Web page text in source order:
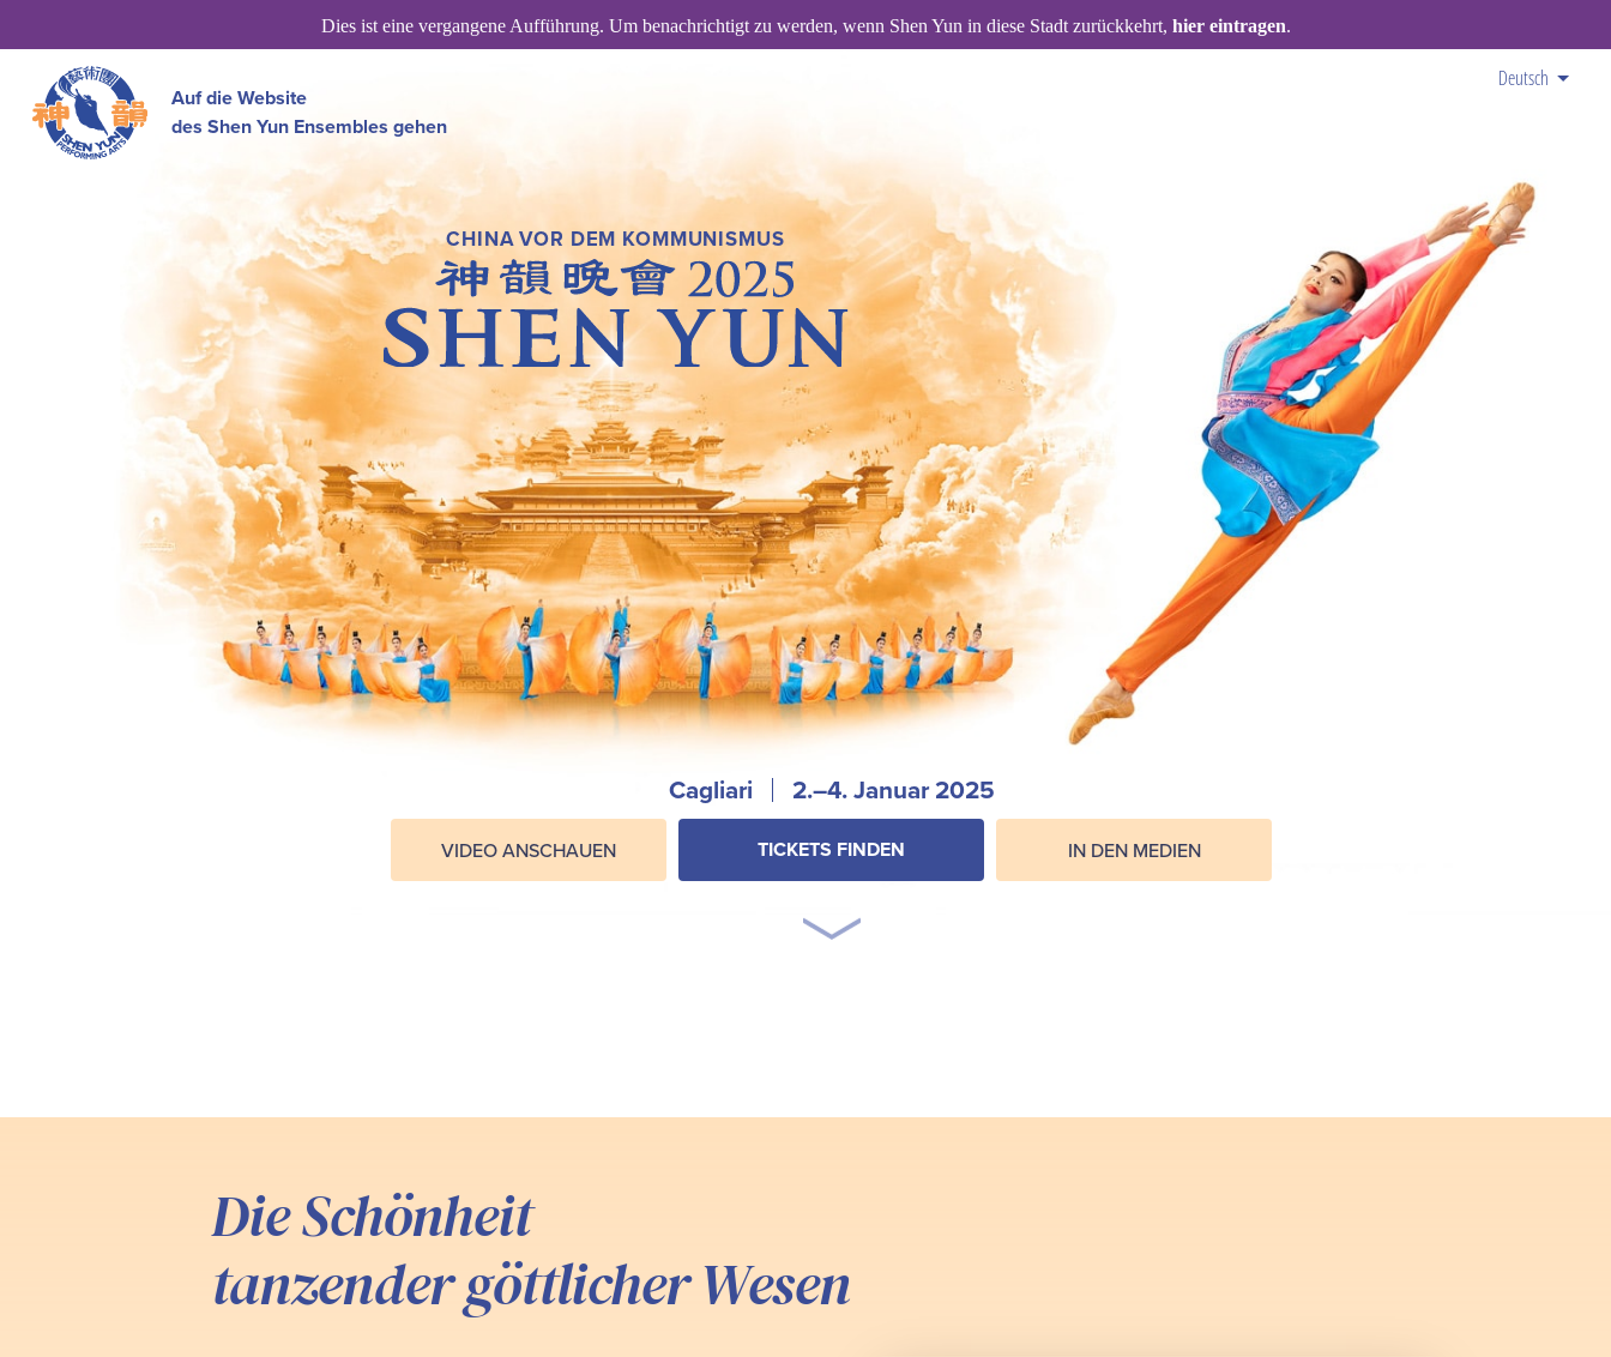
Dies ist eine vergangene Aufführung. Um benachrichtigt zu werden, wenn Shen Yun in diese Stadt zurückkehrt, hier eintragen.
Auf die Website
des Shen Yun Ensembles gehen
Deutsch
CHINA VOR DEM KOMMUNISMUS
Cagliari 2.–4. Januar 2025
VIDEO ANSCHAUEN TICKETS FINDEN IN DEN MEDIEN
Die Schönheit
tanzender göttlicher Wesen